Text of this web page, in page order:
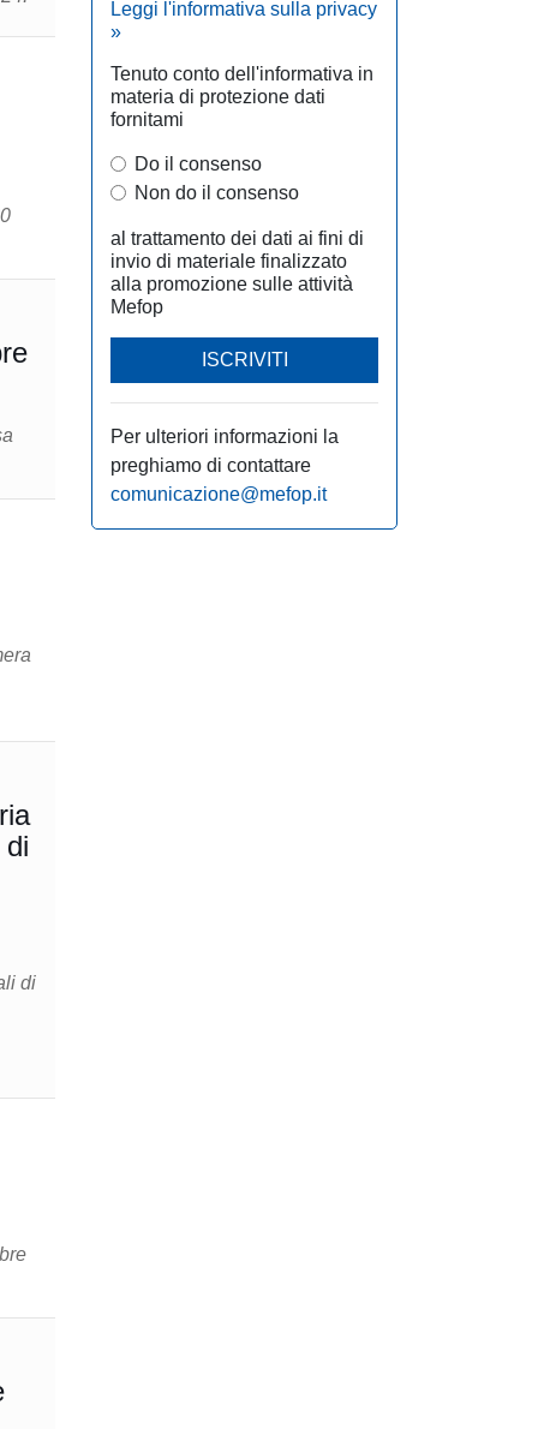
di
Leggi l'informativa sulla privacy
»
Tenuto conto dell'informativa in
materia di protezione dati
fornitami
Do il consenso
Non do il consenso
al trattamento dei dati ai fini di
invio di materiale finalizzato
alla promozione sulle attività
Mefop
ISCRIVITI
Per ulteriori informazioni la
preghiamo di contattare
comunicazione@mefop.it